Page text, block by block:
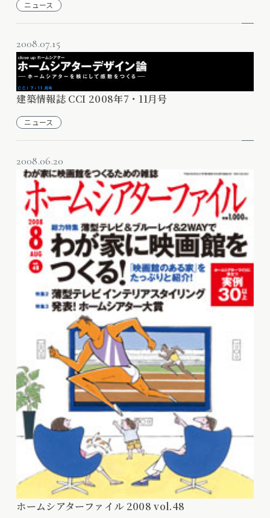
ニュース
2008.07.15
建築情報誌 CCI 2008年7・11月号
ニュース
2008.06.20
ホームシアターファイル 2008 vol.48